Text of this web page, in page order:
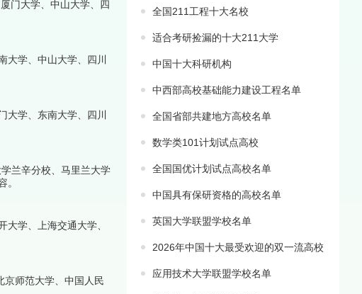
门大学、中山大学、四
学、中山大学、四川
学、东南大学、四川
兰辛分校、马里兰大学
。
学、上海交通大学、
京师范大学、中国人民
全国211工程十大名校
适合考研捡漏的十大211大学
中国十大科研机构
中西部高校基础能力建设工程名单
全国省部共建地方高校名单
数学类101计划试点高校
全国国优计划试点高校名单
中国具有保研资格的高校名单
英国大学联盟学校名单
2026年中国十大最受欢迎的双一流高校
应用技术大学联盟学校名单